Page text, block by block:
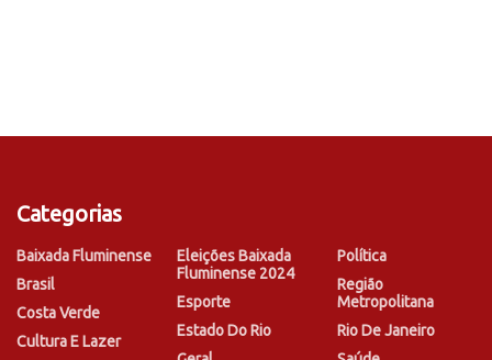
Categorias
Baixada Fluminense
Brasil
Costa Verde
Cultura E Lazer
Eleições Baixada
Fluminense 2024
Esporte
Estado Do Rio
Política
Região
Metropolitana
Rio De Janeiro